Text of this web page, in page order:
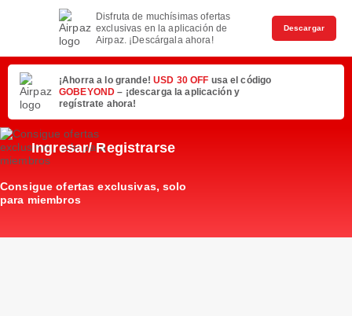
Disfruta de muchísimas ofertas
exclusivas en la aplicación de
Airpaz. ¡Descárgala ahora!
Descargar
¡Ahorra a lo grande! USD 30 OFF usa el código
GOBEYOND– ¡descarga la aplicación y
regístrate ahora!
Ingresar/ Registrarse
Consigue ofertas exclusivas, solo
para miembros